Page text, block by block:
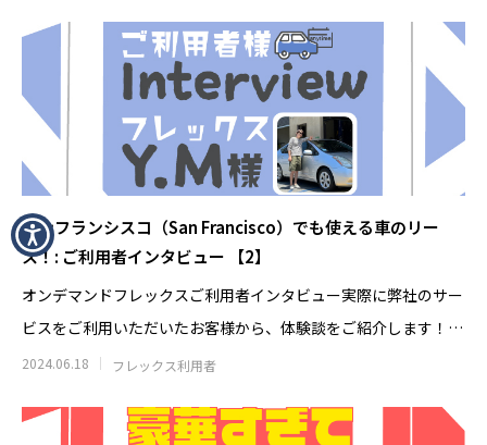
サンフランシスコ（San Francisco）でも使える車のリー
ス！: ご利用者インタビュー 【2】
オンデマンドフレックスご利用者インタビュー実際に弊社のサー
ビスをご利用いただいたお客様から、体験談をご紹介します！各
サービスをご
2024.06.18 フレックス利用者